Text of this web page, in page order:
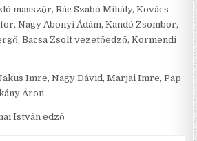
masszőr, Rác Szabó Mihály, Kovács
Nagy Abonyi Ádám, Kandó Zsombor,
Bacsa Zsolt vezetőedző, Körmendi
Imre, Nagy Dávid, Marjai Imre, Pap
Áron
István edző